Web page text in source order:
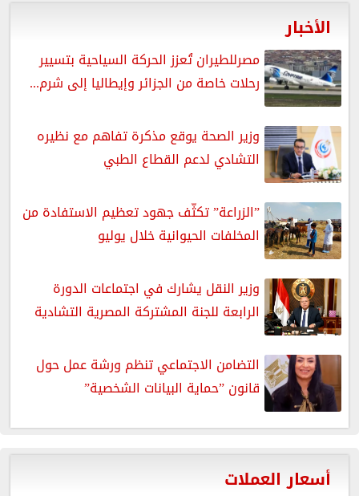
الأخبار
مصرللطيران تُعزز الحركة السياحية بتسيير
رحلات خاصة من الجزائر وإيطاليا إلى شرم...
وزير الصحة يوقع مذكرة تفاهم مع نظيره
التشادي لدعم القطاع الطبي
”الزراعة” تكثّف جهود تعظيم الاستفادة من
المخلفات الحيوانية خلال يوليو
وزير النقل يشارك في اجتماعات الدورة
الرابعة للجنة المشتركة المصرية التشادية
التضامن الاجتماعي تنظم ورشة عمل حول
قانون ”حماية البيانات الشخصية”
أسعار العملات